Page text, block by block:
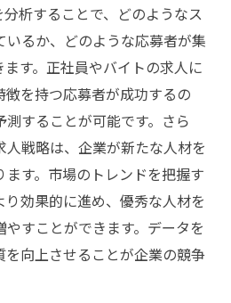
析することで、どのようなス
るか、どのような応募者が集
す。正社員やバイトの求人に
を持つ応募者が成功するの
することが可能です。さら
人戦略は、企業が新たな人材を
す。市場のトレンドを把握す
効果的に進め、優秀な人材を
すことができます。データを
向上させることが企業の競争